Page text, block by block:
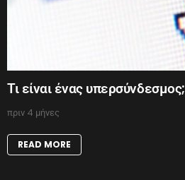
Τι είναι ένας υπερσύνδεσμος;
πριν 4 μήνες
READ MORE